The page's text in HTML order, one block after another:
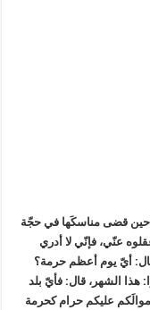
حين قضى مناسكَها في حجّة
عنّي، فإنّي لا أدري
قال: أيّ يوم أعظم حرمة؟
هذا الشهر، قال: فأيّ بلد
عليكم حرام كحرمة